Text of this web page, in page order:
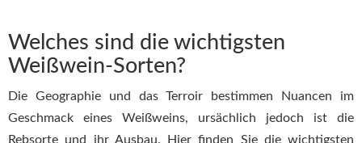
Welches sind die wichtigsten
Weißwein-Sorten?
Die Geographie und das Terroir bestimmen Nuancen im
Geschmack eines Weißweins, ursächlich jedoch ist die
Rebsorte und ihr Ausbau. Hier finden Sie die wichtigsten